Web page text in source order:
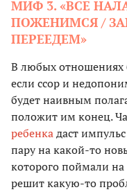
МИФ 3. «ВСЕ
ПОЖЕНИМСЯ /
ПЕРЕЕДЕМ»
В любых
если ссор и
будет наивным
положит им конец.
ребенкадаст
пару на какой-то
которого поймали
решит какую-то